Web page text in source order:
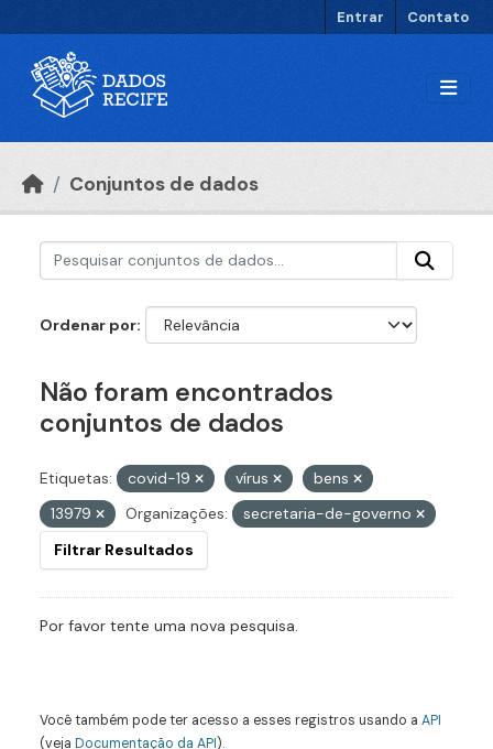
Entrar Contato
Conjuntos de dados
Ordenar por
Não foram encontrados
conjuntos de dados
Etiquetas: covid-19 vírus
bens
13979
Organizações:
secretaria-de-governo
Filtrar Resultados
Por favor tente uma nova pesquisa.
Você também pode ter acesso a esses registros usando a API
(veja Documentação da API).